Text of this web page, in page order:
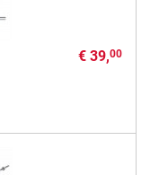
€ 39,00